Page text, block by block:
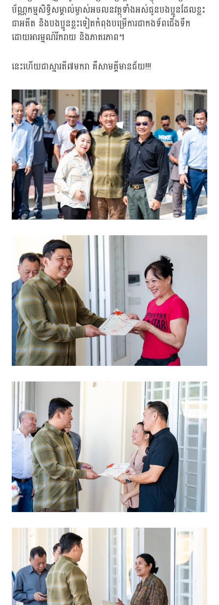
ប័ណ្ណកម្មសិទ្ធិសម្គាល់ម្ចាស់អចលនវត្ថុទាំងអស់ជូនបងប្អូនដែលខ្លះ
ជាអតីត និងបងប្អូនខ្លះទៀតកំពុងបម្រើការជាកងទ័ពជើងទឹក
ដោយអារម្មណ៍រីករាយ និងភាតរភាព។
នេះហើយជាស្មារតី៧មករា គឺសាមគ្គីមានជ័យ!!!